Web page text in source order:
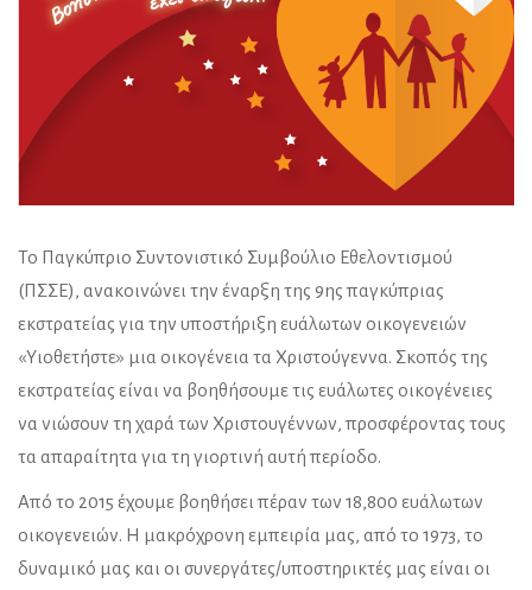
Το Παγκύπριο Συντονιστικό Συμβούλιο Εθελοντισμού
(ΠΣΣΕ), ανακοινώνει την έναρξη της 9ης παγκύπριας
εκστρατείας για την υποστήριξη ευάλωτων οικογενειών
«Υιοθετήστε» μια οικογένεια τα Χριστούγεννα. Σκοπός της
εκστρατείας είναι να βοηθήσουμε τις ευάλωτες οικογένειες
να νιώσουν τη χαρά των Χριστουγέννων, προσφέροντας τους
τα απαραίτητα για τη γιορτινή αυτή περίοδο.
Από το 2015 έχουμε βοηθήσει πέραν των 18,800 ευάλωτων
οικογενειών. Η μακρόχρονη εμπειρία μας, από το 1973, το
δυναμικό μας και οι συνεργάτες/υποστηρικτές μας είναι οι